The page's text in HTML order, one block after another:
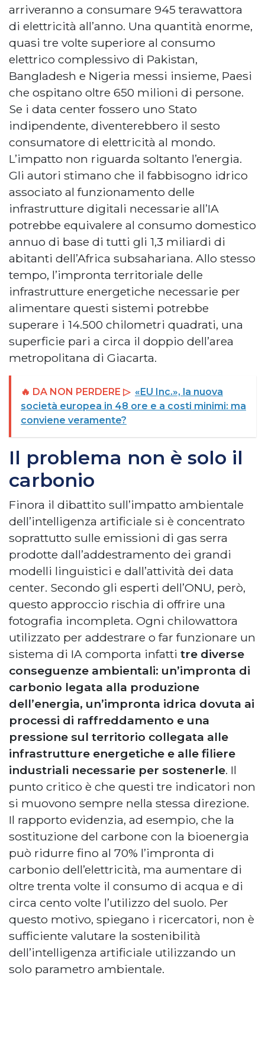
arriveranno a consumare 945 terawattora
di elettricità all’anno. Una quantità enorme,
quasi tre volte superiore al consumo
elettrico complessivo di Pakistan,
Bangladesh e Nigeria messi insieme, Paesi
che ospitano oltre 650 milioni di persone.
Se i data center fossero uno Stato
indipendente, diventerebbero il sesto
consumatore di elettricità al mondo.
L’impatto non riguarda soltanto l’energia.
Gli autori stimano che il fabbisogno idrico
associato al funzionamento delle
infrastrutture digitali necessarie all’IA
potrebbe equivalere al consumo domestico
annuo di base di tutti gli 1,3 miliardi di
abitanti dell’Africa subsahariana. Allo stesso
tempo, l’impronta territoriale delle
infrastrutture energetiche necessarie per
alimentare questi sistemi potrebbe
superare i 14.500 chilometri quadrati, una
superficie pari a circa il doppio dell’area
metropolitana di Giacarta.
🔥 DA NON PERDERE ▷ «EU Inc.», la nuova
società europea in 48 ore e a costi minimi: ma
conviene veramente?
Il problema non è solo il
carbonio
Finora il dibattito sull’impatto ambientale
dell’intelligenza artificiale si è concentrato
soprattutto sulle emissioni di gas serra
prodotte dall’addestramento dei grandi
modelli linguistici e dall’attività dei data
center. Secondo gli esperti dell’ONU, però,
questo approccio rischia di offrire una
fotografia incompleta. Ogni chilowattora
utilizzato per addestrare o far funzionare un
sistema di IA comporta infatti tre diverse
conseguenze ambientali: un’impronta di
carbonio legata alla produzione
dell’energia, un’impronta idrica dovuta ai
processi di raffreddamento e una
pressione sul territorio collegata alle
infrastrutture energetiche e alle filiere
industriali necessarie per sostenerle. Il
punto critico è che questi tre indicatori non
si muovono sempre nella stessa direzione.
Il rapporto evidenzia, ad esempio, che la
sostituzione del carbone con la bioenergia
può ridurre fino al 70% l’impronta di
carbonio dell’elettricità, ma aumentare di
oltre trenta volte il consumo di acqua e di
circa cento volte l’utilizzo del suolo. Per
questo motivo, spiegano i ricercatori, non è
sufficiente valutare la sostenibilità
dell’intelligenza artificiale utilizzando un
solo parametro ambientale.